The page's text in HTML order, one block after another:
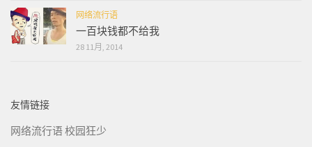
网络流行语
一百块钱都不给我
28 11月, 2014
友情链接
网络流行语校园狂少